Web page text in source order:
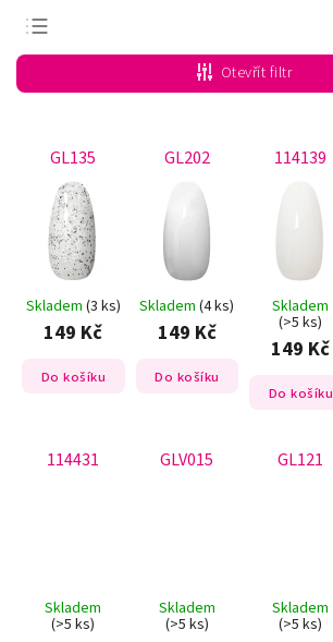
Doporučujeme
Nejlevnější
Nejprodávanější
Abecedně
Otevřít filtr
Skladem (3 ks)
149 Kč
Do košíku
GL135
Skladem(4 ks)
149 Kč
Do košíku
GL202
Skladem
(>5 ks)
149 Kč
Do košíku
114139
Skladem
(>5 ks)
114431
Skladem
(>5 ks)
GLV015
Skladem
(>5 ks)
GL121